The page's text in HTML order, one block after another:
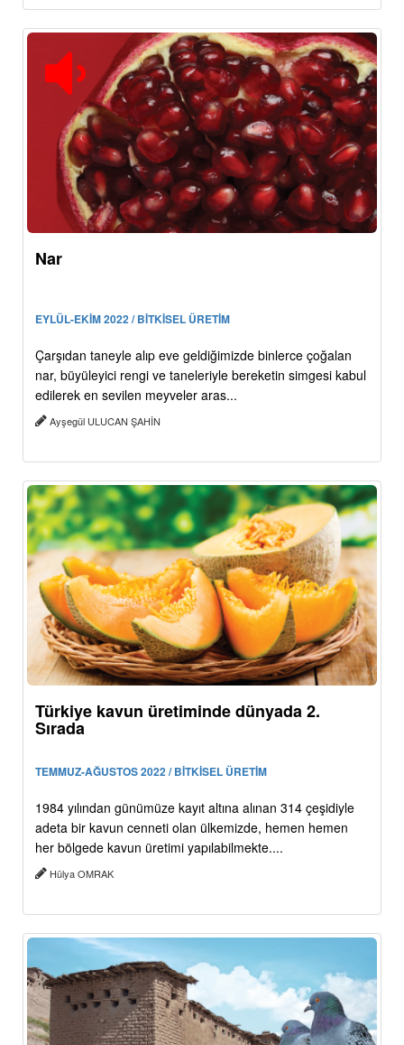
Nar
EYLÜL-EKİM 2022 / BİTKİSEL ÜRETİM
Çarşıdan taneyle alıp eve geldiğimizde binlerce çoğalan
nar, büyüleyici rengi ve taneleriyle bereketin simgesi kabul
edilerek en sevilen meyveler aras...
Ayşegül ULUCAN ŞAHİN
Türkiye kavun üretiminde dünyada 2.
Sırada
TEMMUZ-AĞUSTOS 2022 / BİTKİSEL ÜRETİM
1984 yılından günümüze kayıt altına alınan 314 çeşidiyle
adeta bir kavun cenneti olan ülkemizde, hemen hemen
her bölgede kavun üretimi yapılabilmekte....
Hülya OMRAK